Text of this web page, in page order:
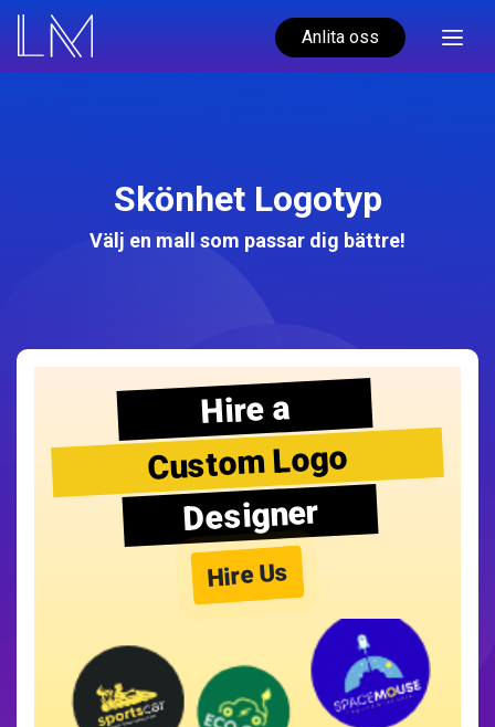
Anlita oss
Skönhet Logotyp
Välj en mall som passar dig bättre!
Hire a
Custom Logo
Designer
Hire Us